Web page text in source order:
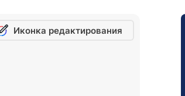
Иконка редактирования